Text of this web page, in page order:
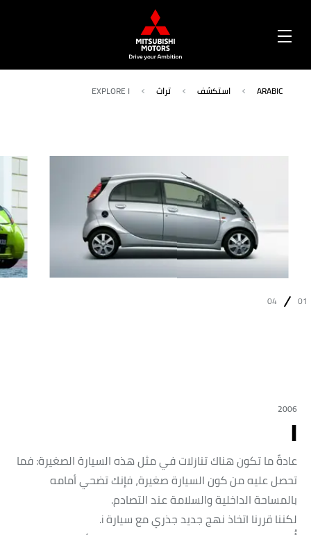
MENU
ARABIC استكشف تراث EXPLORE I
01
04
2006
i
عادةً ما تكون هناك تنازلات في مثل هذه السيارة الصغيرة: فما
تحصل عليه من كون السيارة صغيرة، فإنك تضحي أمامه
بالمساحة الداخلية والسلامة عند التصادم.
لكننا قررنا اتخاذ نهج جديد جذري مع سيارة i.